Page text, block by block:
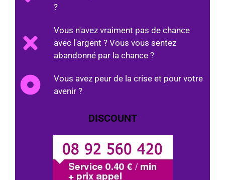
?
Vous n'avez vraiment pas de chance
avec l'argent ? Vous vous sentez
abandonné par la chance ?
Vous avez peur de la crise et pour votre
avenir ?
DISCOUNT